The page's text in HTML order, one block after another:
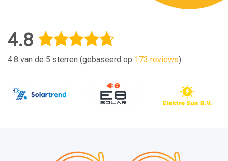
4.8
4.8 van de 5 sterren (gebaseerd op 173 reviews)